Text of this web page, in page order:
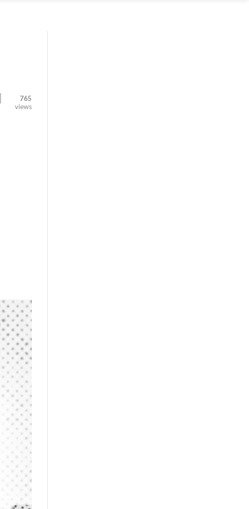
765
views